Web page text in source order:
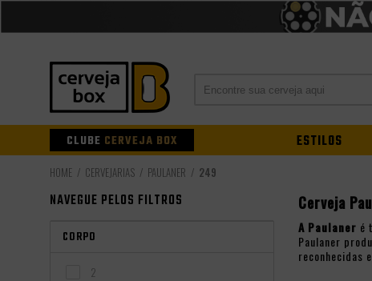
CLUBE CERVEJA BOX ESTILOS
CERVEJARIAS PAULANER 249
NAVEGUE PELOS FILTROS
CORPO
2
Cerveja
A Paulaner é
Paulaner
reconhecidas